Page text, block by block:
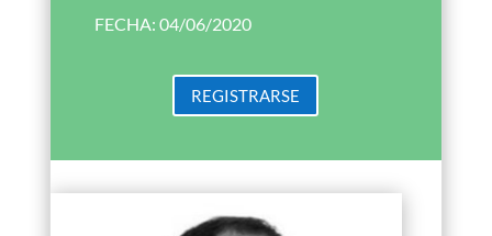
FECHA: 04/06/2020
REGISTRARSE